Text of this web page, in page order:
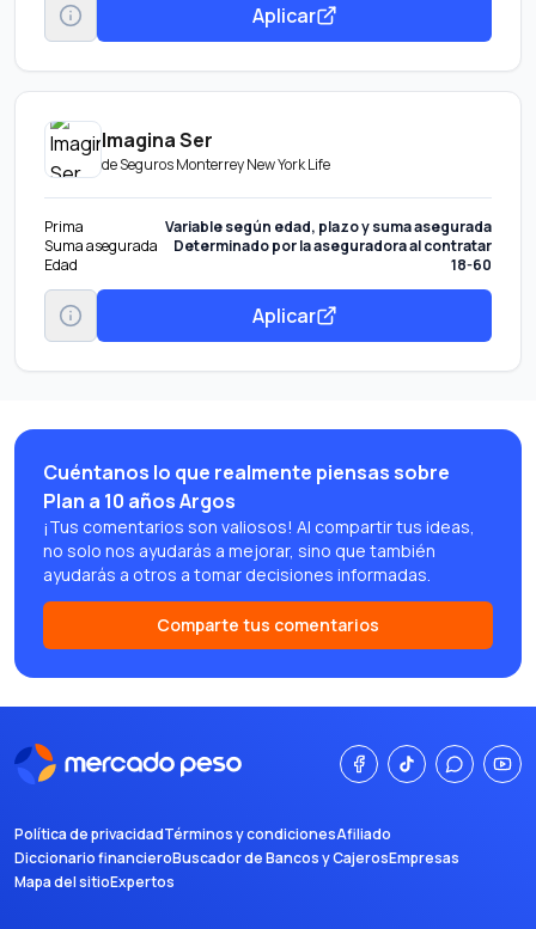
Aplicar
Imagina Ser
deSeguros Monterrey New York Life
Prima
Variable según edad, plazo y suma asegurada
Suma asegurada
Determinado por la aseguradora al contratar
Edad
18-60
Aplicar
Cuéntanos lo que realmente piensas sobre
Plan a 10 años Argos
¡Tus comentarios son valiosos! Al compartir tus ideas,
no solo nos ayudarás a mejorar, sino que también
ayudarás a otros a tomar decisiones informadas.
Comparte tus comentarios
Política de privacidadTérminos y condicionesAfiliado
Diccionario financieroBuscador de Bancos y CajerosEmpresas
Mapa del sitioExpertos